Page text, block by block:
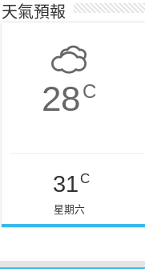
天氣預報
28C
31 C
星期六